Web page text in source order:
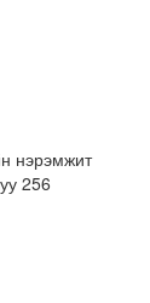
нэрэмжит
256